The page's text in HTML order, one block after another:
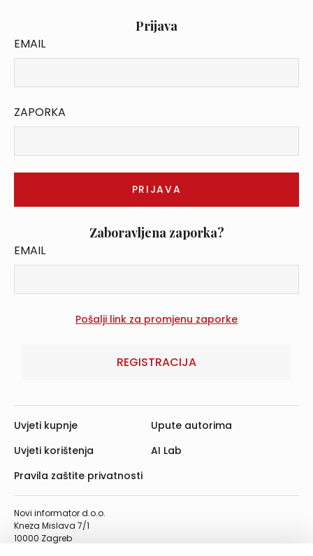
Prijava
EMAIL
ZAPORKA
Zaboravljena zaporka?
EMAIL
REGISTRACIJA
Novi informator d.o.o.
Kneza Mislava 7/1
10000 Zagreb
Uvjeti kupnje
Uvjeti korištenja
Pravila zaštite privatnosti
Upute autorima
AI Lab